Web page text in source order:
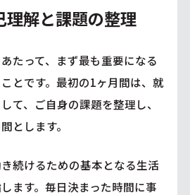
理解と課題の整理
たって、まず最も重要になる
とです。最初の1ヶ月間は、就
て、ご自身の課題を整理し、
とします。
続けるための基本となる生活
ます。毎日決まった時間に事